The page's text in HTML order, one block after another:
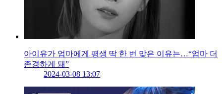
아이유가 엄마에게 평생 딱 한 번 맞은 이유는…“엄마 더
존경하게 돼”
2024-03-08 13:07